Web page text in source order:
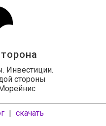
Инвестиции.
стороны
| скачать